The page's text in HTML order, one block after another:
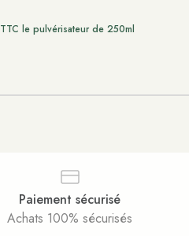
TTC le pulvérisateur de 250ml
Paiement sécurisé
Achats 100% sécurisés